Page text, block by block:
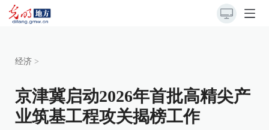
经济 >
京津冀启动2026年首批高精尖产
业筑基工程攻关揭榜工作